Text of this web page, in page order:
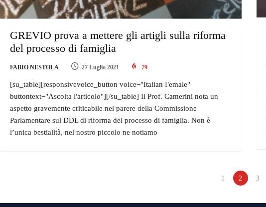
GREVIO prova a mettere gli artigli sulla riforma
del processo di famiglia
FABIO NESTOLA 27 Luglio 2021 79
[su_table][responsivevoice_button voice="Italian Female"
buttontext="Ascolta l'articolo"][/su_table] Il Prof. Camerini nota un
aspetto gravemente criticabile nel parere della Commissione
Parlamentare sul DDL di riforma del processo di famiglia. Non è
l’unica bestialità, nel nostro piccolo ne notiamo
1 2 3